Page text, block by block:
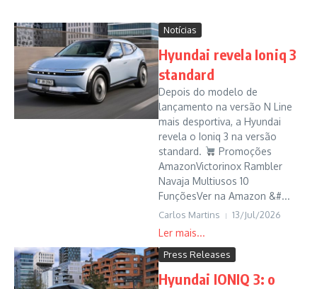
Notícias
Hyundai revela Ioniq 3
standard
Depois do modelo de
lançamento na versão N Line
mais desportiva, a Hyundai
revela o Ioniq 3 na versão
standard.
Promoções
AmazonVictorinox Rambler
Navaja Multiusos 10
FunçõesVer na Amazon &#...
Carlos Martins 13/Jul/2026
Press Releases
Hyundai IONIQ 3: o